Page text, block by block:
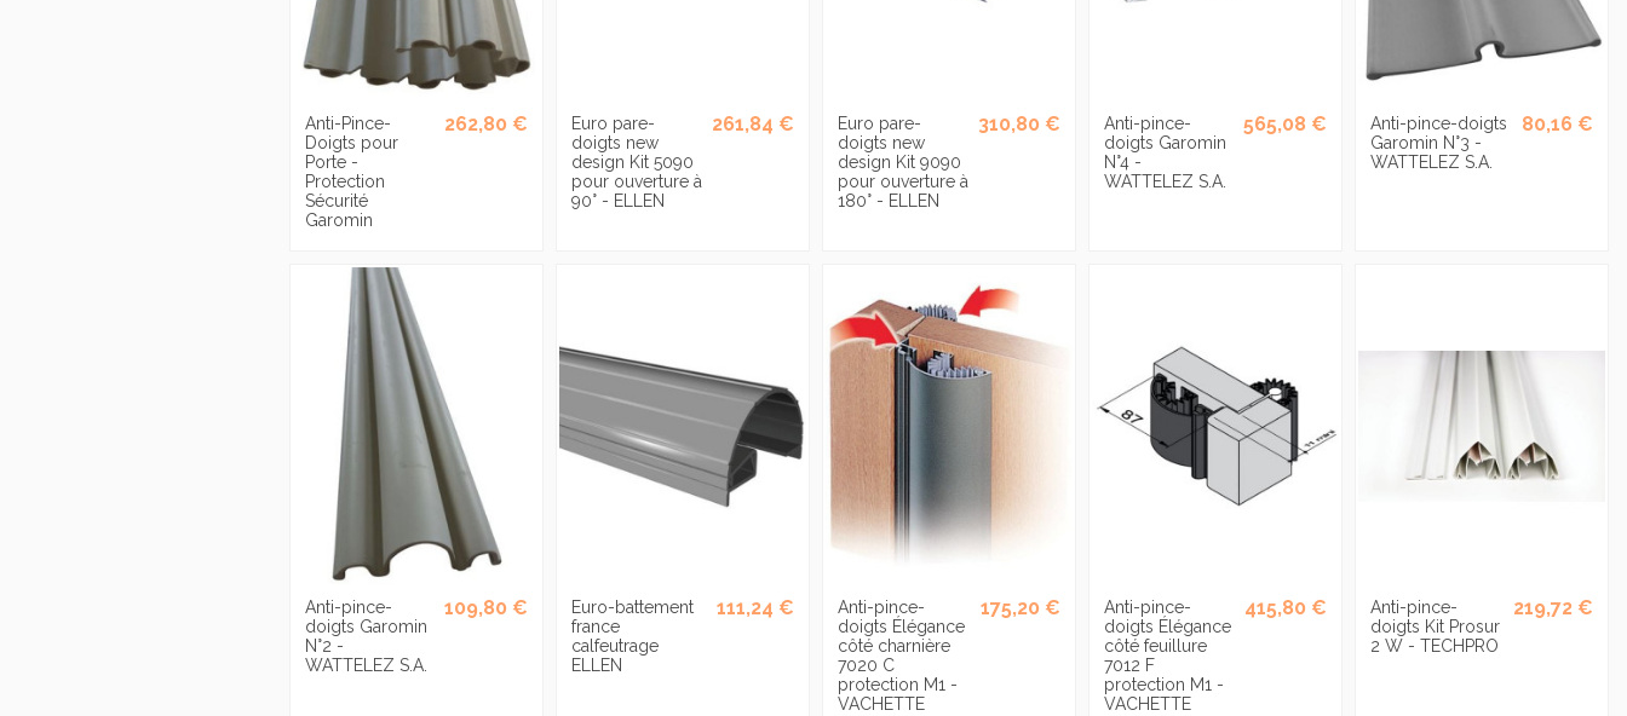
Anti-Pince-
Doigts pour
Porte -
Protection
Sécurité
Garomin
262,80 €
Euro pare-
doigts new
design Kit 5090
pour ouverture à
90° - ELLEN
261,84 €
Euro pare-
doigts new
design Kit 9090
pour ouverture à
180° - ELLEN
310,80 €
Anti-pince-
doigts Garomin
N°4 -
WATTELEZ S.A.
565,08 €
Anti-pince-doigts
Garomin N°3 -
WATTELEZ S.A.
80,16 €
Anti-pince-
doigts Garomin
N°2 -
WATTELEZ S.A.
109,80 €
Euro-battement
france
calfeutrage
ELLEN
111,24 €
Anti-pince-
doigts Élégance
côté charnière
7020 C
protection M1 -
VACHETTE
175,20 €
Anti-pince-
doigts Élégance
côté feuillure
7012 F
protection M1 -
VACHETTE
415,80 €
Anti-pince-
doigts Kit Prosur
2 W - TECHPRO
219,72 €